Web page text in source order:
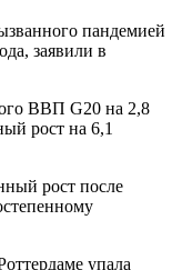
пандемией
заявили в
ВВП G20 на 2,8
рост на 6,1
рост после
упала